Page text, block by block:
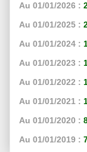
Au 01/01/2026 :
Au 01/01/2025 :
Au 01/01/2024 :
Au 01/01/2023 :
Au 01/01/2022 :
Au 01/01/2021 :
Au 01/01/2020 :
Au 01/01/2019 :